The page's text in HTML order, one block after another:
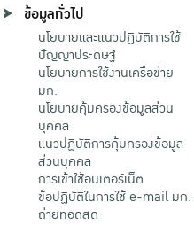
ข้อมูลทั่วไป
นโยบายและแนวปฏิบัติการใช้
ปัญญาประดิษฐ์
นโยบายการใช้งานเครือข่าย
มก.
นโยบายคุ้มครองข้อมูลส่วน
บุคคล
แนวปฏิบัติการคุ้มครองข้อมูล
ส่วนบุคคล
การเข้าใช้อินเตอร์เน็ต
ข้อปฏิบัติในการใช้ e-mail มก.
ถ่ายทอดสด